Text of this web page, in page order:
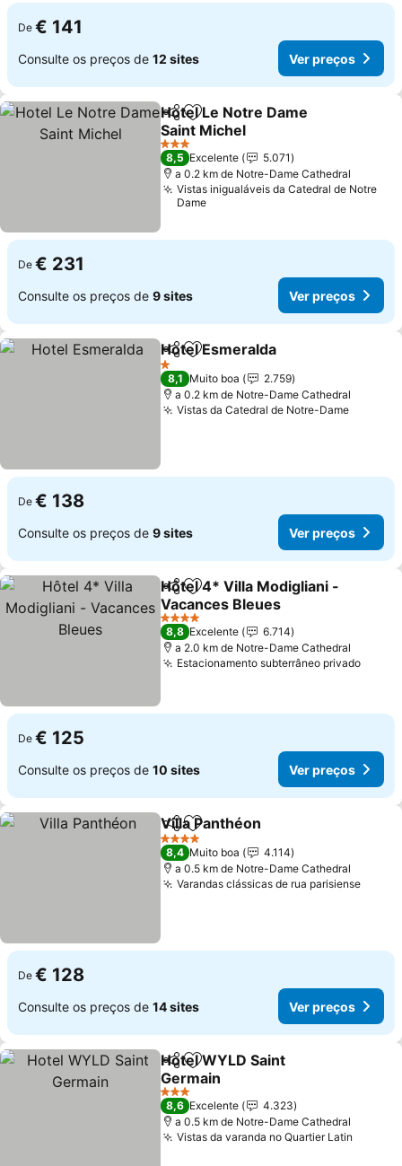
De € 141
Consulte os preços de 12 sites Ver preços
PartilharAdicionar aos favoritos
Hotel Le Notre Dame
Saint Michel
Ver preços
3 Estrelas
8,5 Excelente
5.071
a 0.2 km de Notre-Dame Cathedral
Vistas inigualáveis da Catedral de Notre
Dame
De € 231
Consulte os preços de 9 sites Ver preços
PartilharAdicionar aos favoritos
Hotel Esmeralda
1 Estrelas
8,1 Muito boa
2.759
a 0.2 km de Notre-Dame Cathedral
Vistas da Catedral de Notre-DameVer
De € 138
Consulte os preços de 9 sites Ver preços
PartilharAdicionar aos favoritos
Hôtel 4* Villa Modigliani -
Vacances Bleues
Ver preços
4 Estrelas
8,8 Excelente
6.714
a 2.0 km de Notre-Dame Cathedral
Estacionamento subterrâneo privadoVer
De € 125
Consulte os preços de 10 sites Ver preços
PartilharAdicionar aos favoritos
Villa Panthéon
4 Estrelas
8,4 Muito boa
4.114
a 0.5 km de Notre-Dame Cathedral
Varandas clássicas de rua parisienseVer
De € 128
Consulte os preços de 14 sites Ver preços
PartilharAdicionar aos favoritos
Hotel WYLD Saint
Germain
Ver preços
3 Estrelas
8,6 Excelente
4.323
a 0.5 km de Notre-Dame Cathedral
Vistas da varanda no Quartier Latin